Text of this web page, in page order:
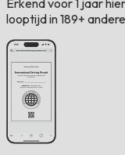
Erkend voor 1 jaar
looptijd in 189+